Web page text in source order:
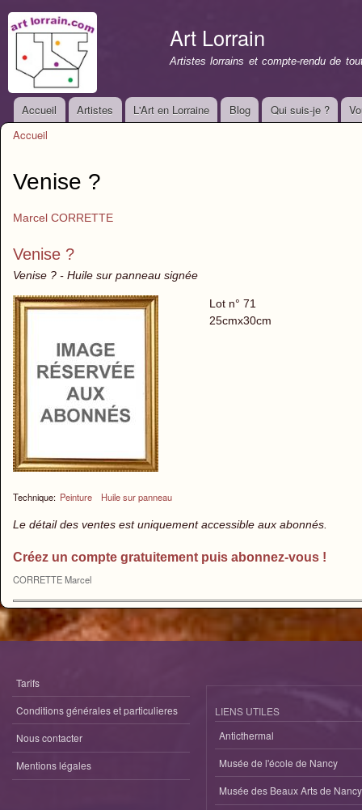
Art Lorrain
Artistes lorrains et compte-rendu de
Menu principal
Accueil Artistes L'Art en Lorraine Blog Qui suis-je ?
Accueil
Venise ?
Marcel CORRETTE
Venise ?
Venise ? - Huile sur panneau signée
Technique: Peinture Huile sur panneau
Lot n° 71
25cmx30cm
Le détail des ventes est uniquement accessible aux abonnés.
Créez un compte gratuitement puis abonnez-vous !
CORRETTE Marcel
Tarifs
Conditions générales et particulieres
Nous contacter
Mentions légales
LIENS UTILES
Anticthermal
Musée de l'école de Nancy
Musée des Beaux Arts de Nancy